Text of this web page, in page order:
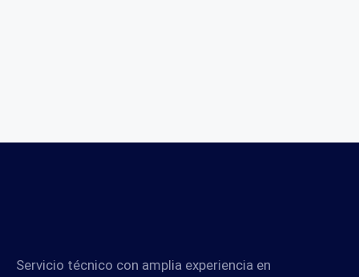
Servicio técnico con amplia experiencia en